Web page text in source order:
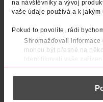
na návštěvníky a vývoj
vaše údaje používá a k jakým
Pokud to povolíte, rádi
Shromažďovali
mohou být přesné na
Identifikovali vaše
konkrétní charakteristiky
Zjistěte více o tom, jak
části s
Christina Aguilera 30
829 Kč
DO KOŠÍKU